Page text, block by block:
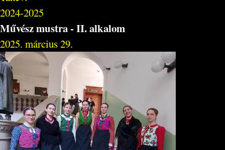
2024-2025
Művész mustra - II. alkalom
2025. március 29.